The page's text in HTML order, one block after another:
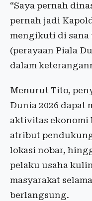
“Saya pernah
pernah jadi
mengikuti di
(perayaan Piala
dalam
Menurut Tito,
Dunia 2026 dapat
aktivitas ekonomi
atribut
lokasi nobar,
pelaku usaha
masyarakat
berlangsung.